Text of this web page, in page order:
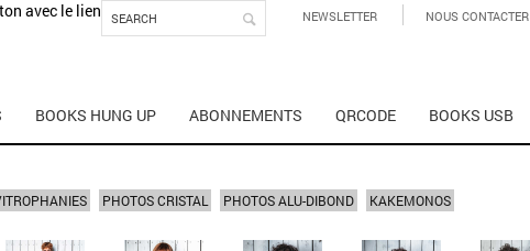
NEWSLETTER NOUS CONTACTER
avec le lien
BOOKS HUNG UP ABONNEMENTS QRCODE BOOKS USB
PHOTOS CRISTAL PHOTOS ALU-DIBOND KAKEMONOS